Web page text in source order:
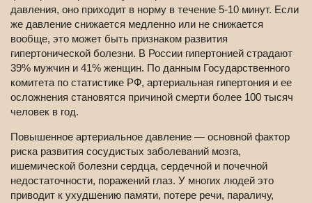
давления, оно приходит в норму в течение 5-10 минут. Если
же давление снижается медленно или не снижается
вообще, это может быть признаком развития
гипертонической болезни. В России гипертонией страдают
39% мужчин и 41% женщин. По данным Государственного
комитета по статистике РФ, артериальная гипертония и ее
осложнения становятся причиной смерти более 100 тысяч
человек в год.
Повышенное артериальное давление — основной фактор
риска развития сосудистых заболеваний мозга,
ишемической болезни сердца, сердечной и почечной
недостаточности, поражений глаз. У многих людей это
приводит к ухудшению памяти, потере речи, параличу,